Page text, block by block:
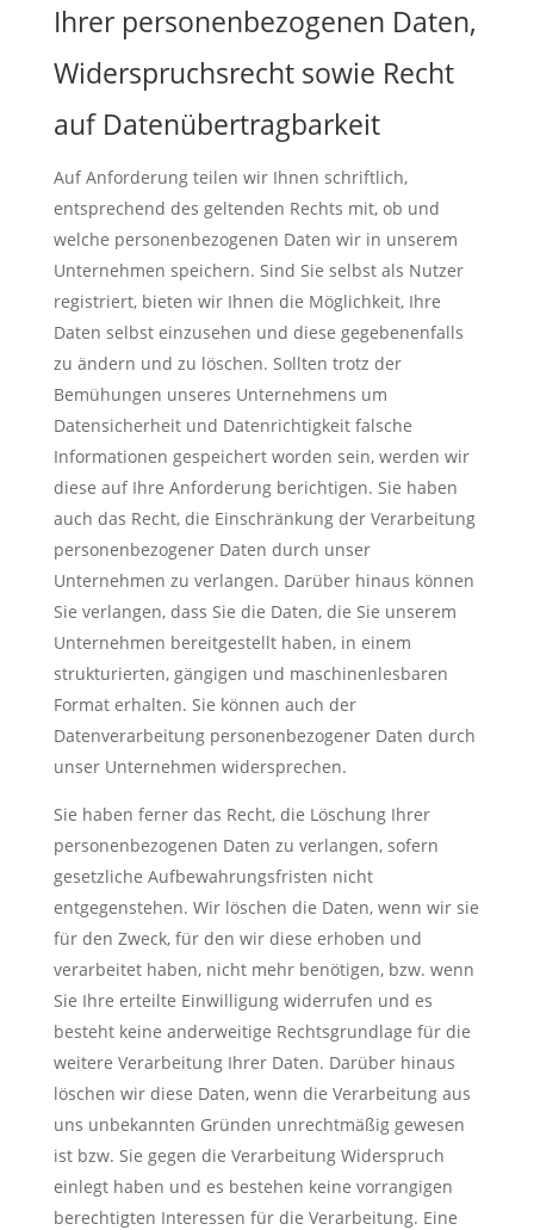
Ihrer personenbezogenen Daten,
Widerspruchsrecht sowie Recht
auf Datenübertragbarkeit
Auf Anforderung teilen wir Ihnen schriftlich,
entsprechend des geltenden Rechts mit, ob und
welche personenbezogenen Daten wir in unserem
Unternehmen speichern. Sind Sie selbst als Nutzer
registriert, bieten wir Ihnen die Möglichkeit, Ihre
Daten selbst einzusehen und diese gegebenenfalls
zu ändern und zu löschen. Sollten trotz der
Bemühungen unseres Unternehmens um
Datensicherheit und Datenrichtigkeit falsche
Informationen gespeichert worden sein, werden wir
diese auf Ihre Anforderung berichtigen. Sie haben
auch das Recht, die Einschränkung der Verarbeitung
personenbezogener Daten durch unser
Unternehmen zu verlangen. Darüber hinaus können
Sie verlangen, dass Sie die Daten, die Sie unserem
Unternehmen bereitgestellt haben, in einem
strukturierten, gängigen und maschinenlesbaren
Format erhalten. Sie können auch der
Datenverarbeitung personenbezogener Daten durch
unser Unternehmen widersprechen.
Sie haben ferner das Recht, die Löschung Ihrer
personenbezogenen Daten zu verlangen, sofern
gesetzliche Aufbewahrungsfristen nicht
entgegenstehen. Wir löschen die Daten, wenn wir sie
für den Zweck, für den wir diese erhoben und
verarbeitet haben, nicht mehr benötigen, bzw. wenn
Sie Ihre erteilte Einwilligung widerrufen und es
besteht keine anderweitige Rechtsgrundlage für die
weitere Verarbeitung Ihrer Daten. Darüber hinaus
löschen wir diese Daten, wenn die Verarbeitung aus
uns unbekannten Gründen unrechtmäßig gewesen
ist bzw. Sie gegen die Verarbeitung Widerspruch
einlegt haben und es bestehen keine vorrangigen
berechtigten Interessen für die Verarbeitung. Eine